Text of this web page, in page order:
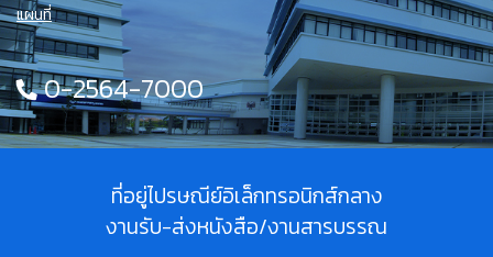
แผนที่
0-2564-7000
ที่อยู่ไปรษณีย์อิเล็กทรอนิกส์กลาง
งานรับ-ส่งหนังสือ/งานสารบรรณ